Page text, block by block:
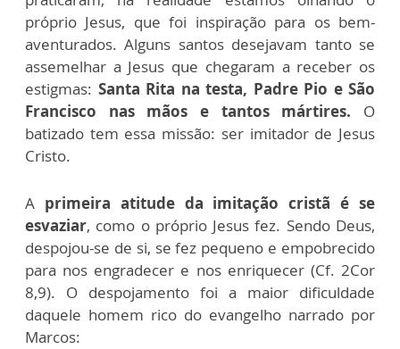
próprio Jesus, que foi inspiração para os bem-
aventurados. Alguns santos desejavam tanto se
assemelhar a Jesus que chegaram a receber os
estigmas: Santa Rita na testa, Padre Pio e São
Francisco nas mãos e tantos mártires. O
batizado tem essa missão: ser imitador de Jesus
Cristo.
A primeira atitude da imitação cristã é se
esvaziar, como o próprio Jesus fez. Sendo Deus,
despojou-se de si, se fez pequeno e empobrecido
para nos engradecer e nos enriquecer (Cf. 2Cor
8,9). O despojamento foi a maior dificuldade
daquele homem rico do evangelho narrado por
Marcos: